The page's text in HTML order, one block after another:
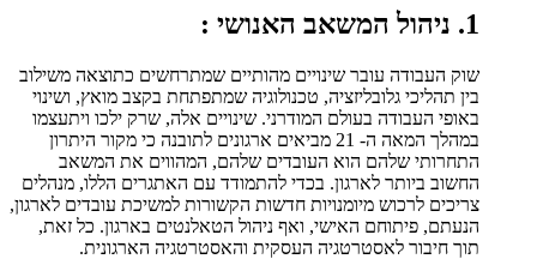
1. ניהול המשאב האנושי :
שוק העבודה עובר שינויים מהותיים שמתרחשים כתוצאה משילוב
בין תהליכי גלובליזציה, טכנולוגיה שמתפתחת בקצב מואץ, ושינוי
באופי העבודה בעולם המודרני. שינויים אלה, שרק ילכו ויתעצמו
במהלך המאה ה- 21 מביאים ארגונים לתובנה כי מקור היתרון
התחרותי שלהם הוא העובדים שלהם, המהווים את המשאב
החשוב ביותר לארגון. בכדי להתמודד עם האתגרים הללו, מנהלים
צריכים לרכוש מיומנויות חדשות הקשורות למשיכת עובדים לארגון,
הנעתם, פיתוחם האישי, ואף ניהול הטאלנטים בארגון. כל זאת,
תוך חיבור לאסטרטגיה העסקית והאסטרטגיה הארגונית.